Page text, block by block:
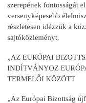
szerepének fontosságát
versenyképesebb
részletesen idézzük a
sajtóközleményt.
„AZ EURÓPAI
INDÍTVÁNYOZ
TERMELŐI KÖZÖTT
„Az Európai Bizottság